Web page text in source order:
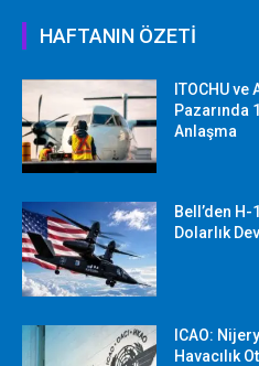
HAFTANIN ÖZETİ
ITOCHU ve
Pazarında
Anlaşma
Bell’den
Dolarlık
ICAO:
Havacılık